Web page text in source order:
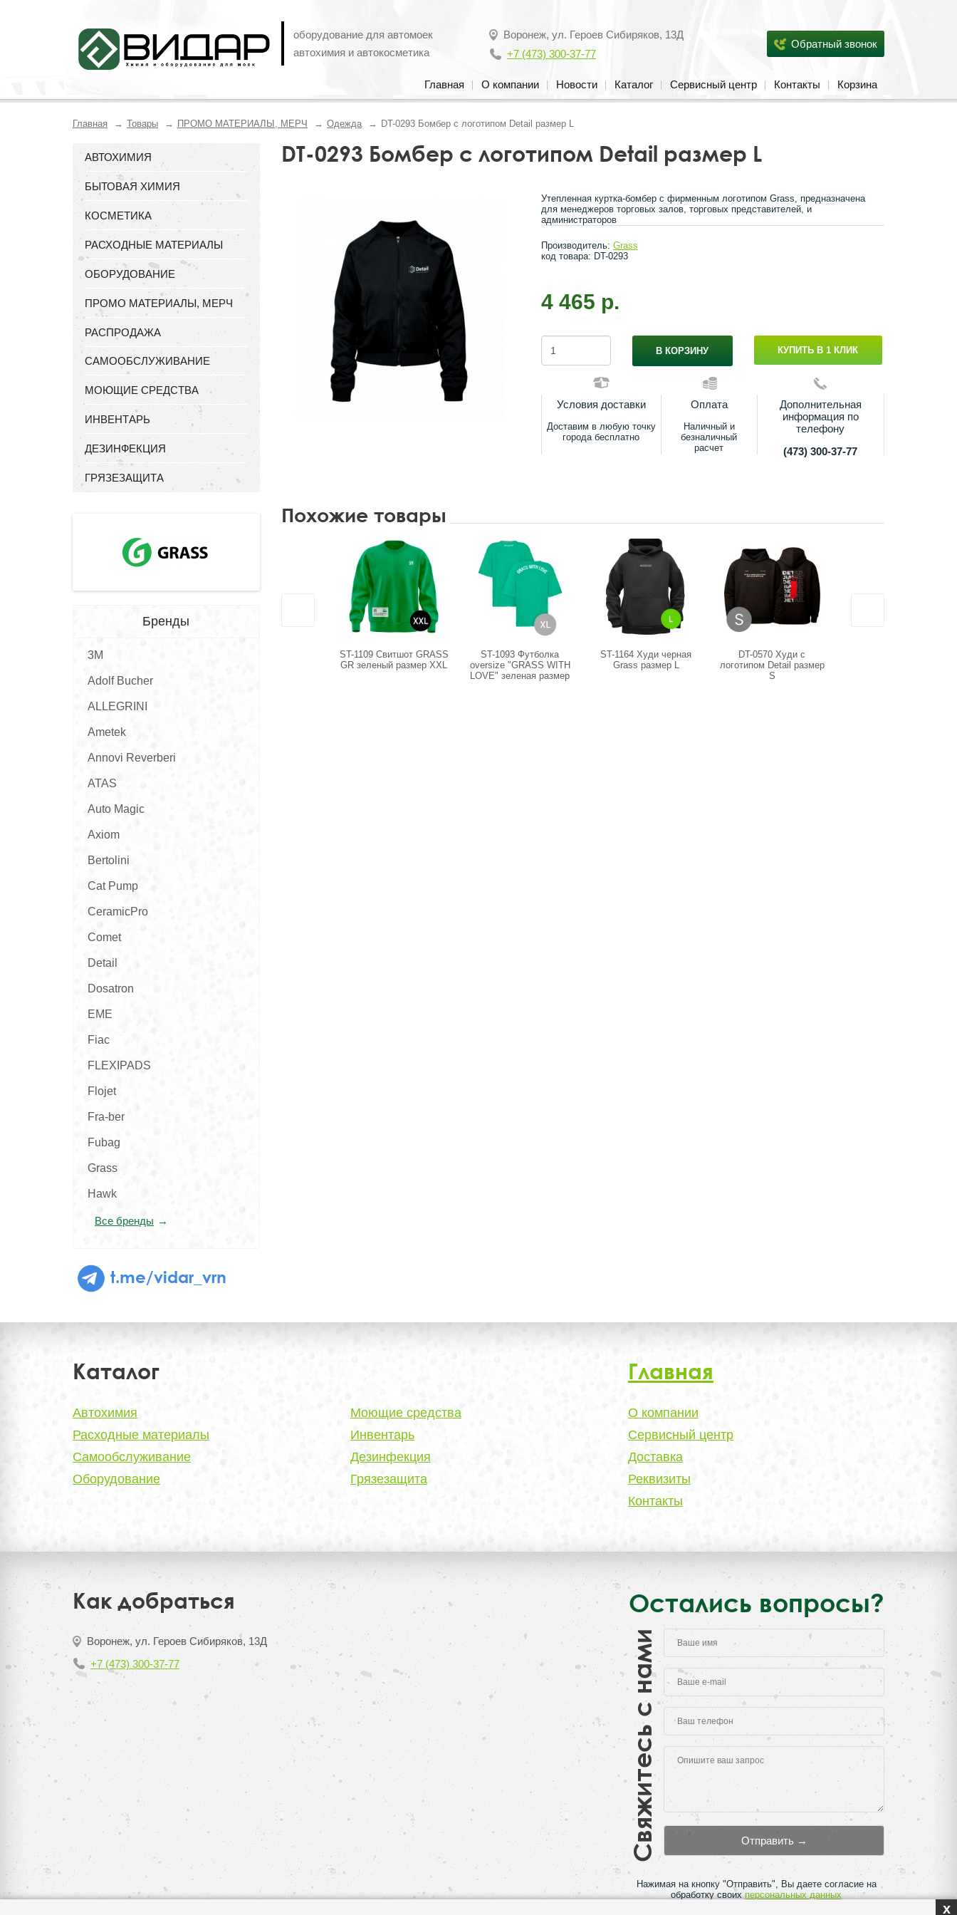
оборудование для автомоек
автохимия и автокосметика
Воронеж, ул. Героев Сибиряков, 13Д
+7 (473) 300-37-77
Обратный звонок
Главная О компании Новости Каталог Сервисный центр Контакты Корзина
Главная Товары ПРОМО МАТЕРИАЛЫ, МЕРЧ Одежда DT-0293 Бомбер с логотипом Detail размер L
АВТОХИМИЯ
БЫТОВАЯ ХИМИЯ
КОСМЕТИКА
РАСХОДНЫЕ МАТЕРИАЛЫ
ОБОРУДОВАНИЕ
ПРОМО МАТЕРИАЛЫ, МЕРЧ
РАСПРОДАЖА
САМООБСЛУЖИВАНИЕ
МОЮЩИЕ СРЕДСТВА
ИНВЕНТАРЬ
ДЕЗИНФЕКЦИЯ
ГРЯЗЕЗАЩИТА
Бренды
3M
Adolf Bucher
ALLEGRINI
Ametek
Annovi Reverberi
ATAS
Auto Magic
Axiom
Bertolini
Cat Pump
CeramicPro
Comet
Detail
Dosatron
EME
Fiac
FLEXIPADS
Flojet
Fra-ber
Fubag
Grass
Hawk
Все бренды
t.me/vidar_vrn
DT-0293 Бомбер с логотипом Detail размер L
Утепленная куртка-бомбер с фирменным логотипом Grass, предназначена
для менеджеров торговых залов, торговых представителей, и
администраторов
Производитель:Grass
код товара: DT-0293
4 465 р.
В КОРЗИНУ КУПИТЬ В 1 КЛИК
Условия доставки
Доставим в любую точку
города бесплатно
Оплата
Наличный и
безналичный
расчет
Дополнительная
информация по
телефону
(473) 300-37-77
Похожие товары
ST-1109 Свитшот GRASS
GR зеленый размер XXL
ST-1093 Футболка
oversize "GRASS WITH
LOVE" зеленая размер
ST-1164 Худи черная
Grass размер L
DT-0570 Худи с
логотипом Detail размер
S
Каталог Главная
Автохимия
Расходные материалы
Самообслуживание
Оборудование
Моющие средства
Инвентарь
Дезинфекция
Грязезащита
О компании
Сервисный центр
Доставка
Реквизиты
Контакты
Как добраться
Воронеж, ул. Героев Сибиряков, 13Д
+7 (473) 300-37-77
Остались вопросы?
Свяжитесь с нами
Нажимая на кнопку "Отправить", Вы даете согласие на
обработку своихперсональных данных
x